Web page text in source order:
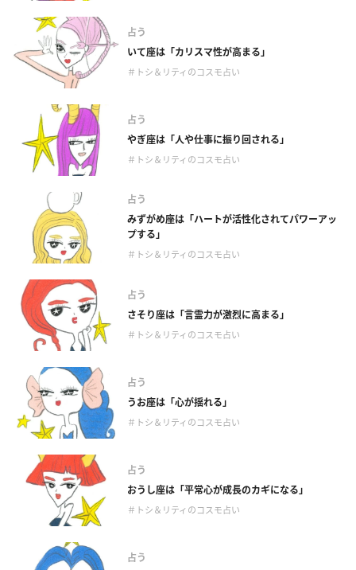
占う
いて座は「カリスマ性が高まる」
＃トシ＆リティのコスモ占い
占う
やぎ座は「人や仕事に振り回される」
＃トシ＆リティのコスモ占い
占う
みずがめ座は「ハートが活性化されてパワーアッ
プする」
＃トシ＆リティのコスモ占い
占う
さそり座は「言霊力が激烈に高まる」
＃トシ＆リティのコスモ占い
占う
うお座は「心が揺れる」
＃トシ＆リティのコスモ占い
占う
おうし座は「平常心が成長のカギになる」
＃トシ＆リティのコスモ占い
占う